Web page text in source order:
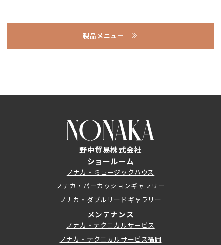
製品メニュー
野中貿易株式会社
ショールーム
ノナカ・ミュージックハウス
ノナカ・パーカッションギャラリー
ノナカ・ダブルリードギャラリー
メンテナンス
ノナカ・テクニカルサービス
ノナカ・テクニカルサービス福岡